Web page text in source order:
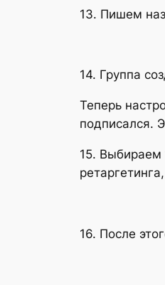
13. Пишем
14. Группа
Теперь
подписался.
15. Выбираем
16. После